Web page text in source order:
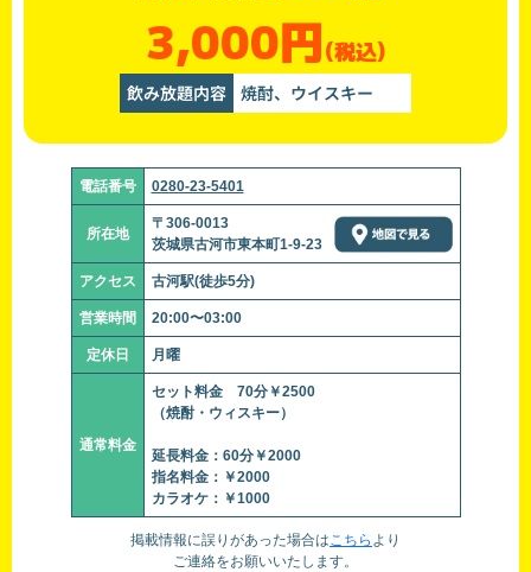
3,000円(税込)
飲み放題内容 焼酎、ウイスキー
電話番号 0280-23-5401
所在地
〒306-0013
茨城県古河市東本町1-9-23
アクセス 古河駅(徒歩5分)
営業時間 20:00〜03:00
定休日 月曜
通常料金
セット料金 70分￥2500
（焼酎・ウィスキー）
延長料金：60分￥2000
指名料金：￥2000
カラオケ：￥1000
掲載情報に誤りがあった場合はこちら より
ご連絡をお願いいたします。